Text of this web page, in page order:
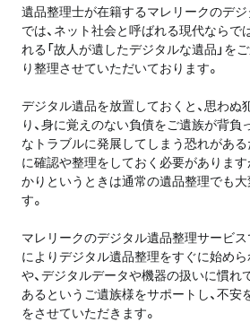
遺品整理士が在籍するマレリークのデ
では、ネット社会と呼ばれる現代ならで
れる「故人が遺したデジタルな遺品」を
り整理させていただいております。
デジタル遺品を放置しておくと、思わぬ
り、身に覚えのない負債をご遺族が背負
なトラブルに発展してしまう恐れがある
に確認や整理をしておく必要がありま
かりというときは通常の遺品整理でも
す。
マレリークのデジタル遺品整理サービ
によりデジタル遺品整理をすぐに始め
や、デジタルデータや機器の扱いに慣れ
あるというご遺族様をサポートし、不
をさせていただきます。